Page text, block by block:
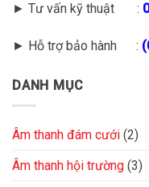
► Tư vấn kỹ thuật :
► Hỗ trợ bảo hành :
DANH MỤC
Âm thanh đám cưới (2)
Âm thanh hội trường (3)